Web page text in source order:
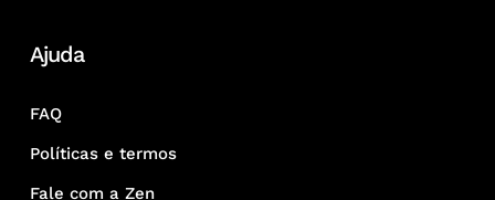
Ajuda
FAQ
Políticas e termos
Fale com a Zen